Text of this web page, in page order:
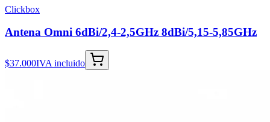
Clickbox
Antena Omni 6dBi/2,4-2,5GHz 8dBi/5,15-5,85GHz
$37.000IVA incluido